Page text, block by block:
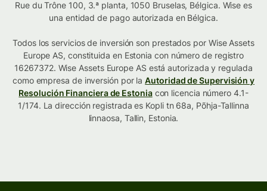
Rue du Trône 100, 3.ª planta, 1050 Bruselas, Bélgica. Wise es
una entidad de pago autorizada en Bélgica.
Todos los servicios de inversión son prestados por Wise Assets
Europe AS, constituida en Estonia con número de registro
16267372. Wise Assets Europe AS está autorizada y regulada
como empresa de inversión por laAutoridad de Supervisión y
Resolución Financiera de Estoniacon licencia número 4.1-
1/174. La dirección registrada es Kopli tn 68a, Põhja-Tallinna
linnaosa, Tallin, Estonia.